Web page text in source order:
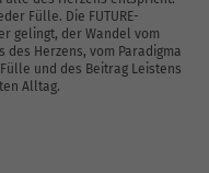
Fülle. Die FUTURE-
gelingt, der Wandel vom
Herzens, vom Paradigma
und des Beitrag Leistens
Alltag.